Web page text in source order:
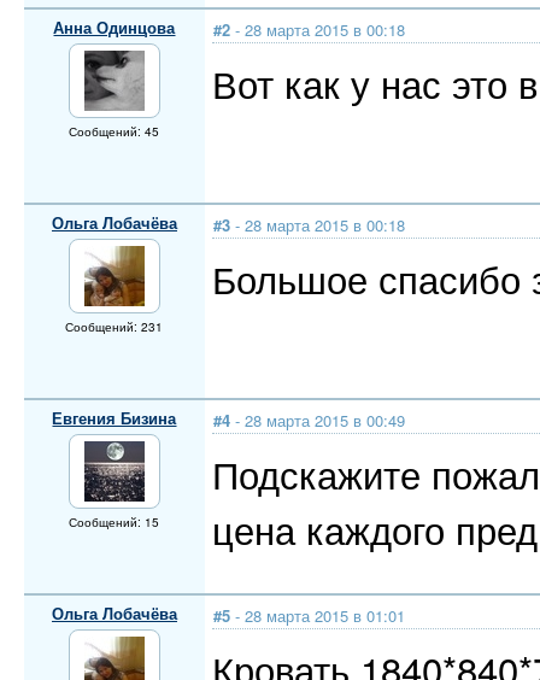
Анна Одинцова
Сообщений: 45
#2 - 28 марта 2015 в 00:18
Вот как у нас это
Ольга Лобачёва
Сообщений: 231
#3 - 28 марта 2015 в 00:18
Большое спасибо
Евгения Бизина
Сообщений: 15
#4 - 28 марта 2015 в 00:49
Подскажите
цена каждого
Ольга Лобачёва #5 - 28 марта 2015 в 01:01
Кровать